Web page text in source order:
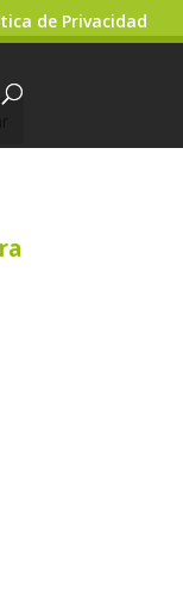
de Privacidad